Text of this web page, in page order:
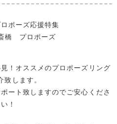
ポーズ応援特集
！オススメのプロポーズリング
致します。
ート致しますのでご安心くださ
い！